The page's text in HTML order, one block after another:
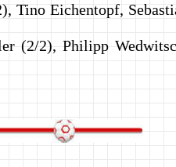
Eichentopf,
2), Philipp